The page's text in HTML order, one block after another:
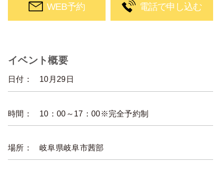
WEB予約 電話で申し込む
イベント概要
日付： 10月29日
時間： 10：00～17：00※完全予約制
場所： 岐阜県岐阜市茜部